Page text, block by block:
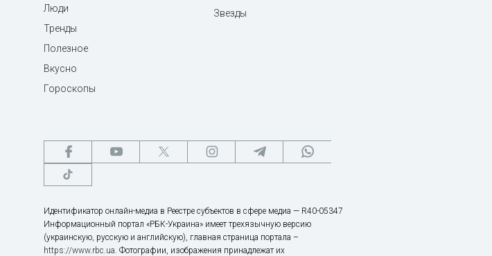
Люди
Тренды
Полезное
Вкусно
Гороскопы
Звезды
Идентификатор онлайн-медиа в Реестре субъектов в сфере медиа — R40-05347
Информационный портал «РБК-Украина» имеет трехязычную версию
(украинскую, русскую и английскую), главная страница портала –
https://www.rbc.ua. Фотографии, изображения принадлежат их